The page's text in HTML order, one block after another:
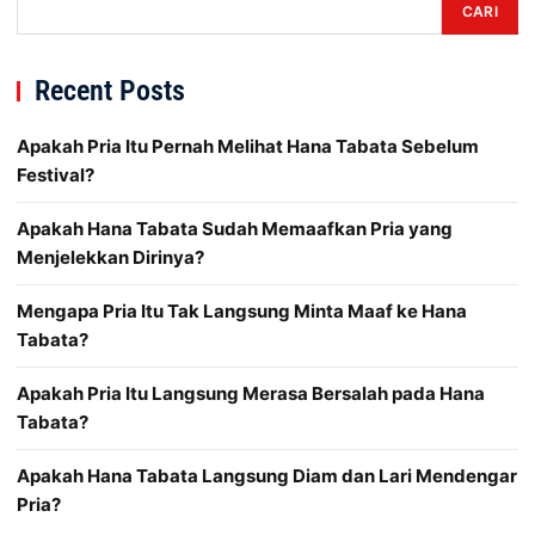
CARI
Recent Posts
Apakah Pria Itu Pernah Melihat Hana Tabata Sebelum
Festival?
Apakah Hana Tabata Sudah Memaafkan Pria yang
Menjelekkan Dirinya?
Mengapa Pria Itu Tak Langsung Minta Maaf ke Hana
Tabata?
Apakah Pria Itu Langsung Merasa Bersalah pada Hana
Tabata?
Apakah Hana Tabata Langsung Diam dan Lari Mendengar
Pria?